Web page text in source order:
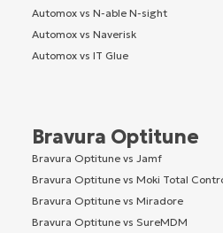
Automox vs N-able N-sight
Automox vs Naverisk
Automox vs IT Glue
Bravura Optitune
Bravura Optitune vs Jamf
Bravura Optitune vs Moki Total
Bravura Optitune vs Miradore
Bravura Optitune vs SureMDM